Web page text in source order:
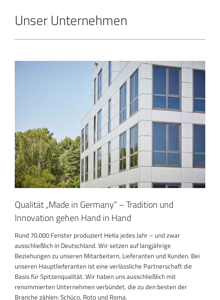
Unser Unternehmen
Qualität „Made in Germany“ – Tradition und
Innovation gehen Hand in Hand
Rund 70.000 Fenster produziert HeKa jedes Jahr – und zwar
ausschließlich in Deutschland. Wir setzen auf langjährige
Beziehungen zu unseren Mitarbeitern, Lieferanten und Kunden. Bei
unseren Hauptlieferanten ist eine verlässliche Partnerschaft die
Basis für Spitzenqualität. Wir haben uns ausschließlich mit
renommierten Unternehmen verbündet, die zu den besten der
Branche zählen: Schüco, Roto und Roma.